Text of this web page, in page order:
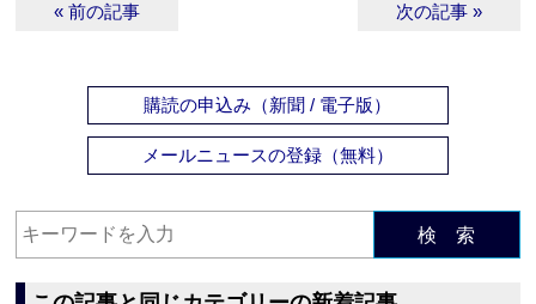
« 前の記事 次の記事 »
購読の申込み（新聞 / 電子版）
メールニュースの登録（無料）
検 索